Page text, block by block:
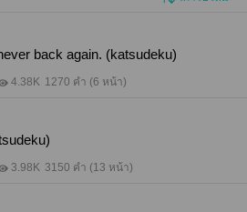
never back again. (katsudeku)
4.38K 1270 คำ (6 หน้า)
3.98K 3150 คำ (13 หน้า)